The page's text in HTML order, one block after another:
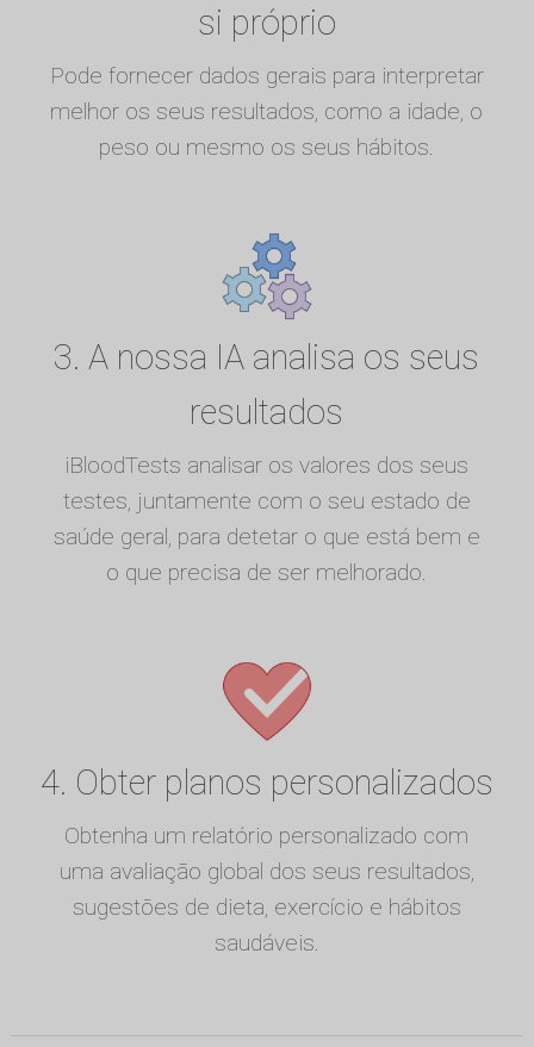
si próprio
Pode fornecer dados gerais para interpretar
melhor os seus resultados, como a idade, o
peso ou mesmo os seus hábitos.
3. A nossa IA analisa os seus
resultados
iBloodTests analisar os valores dos seus
testes, juntamente com o seu estado de
saúde geral, para detetar o que está bem e
o que precisa de ser melhorado.
4. Obter planos personalizados
Obtenha um relatório personalizado com
uma avaliação global dos seus resultados,
sugestões de dieta, exercício e hábitos
saudáveis.